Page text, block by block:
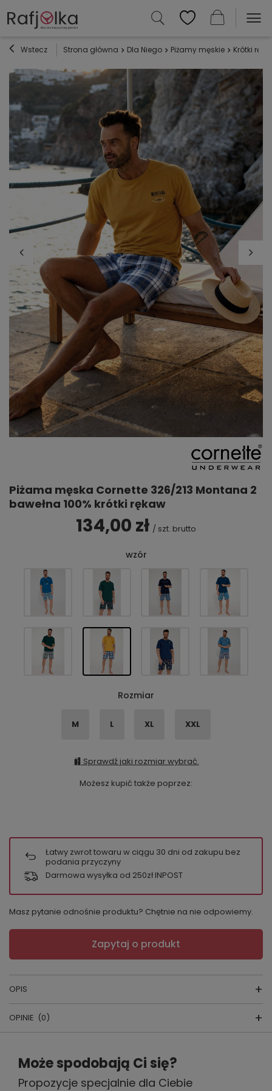
Wstecz Strona główna Dla Niego Piżamy męskie Krótki
Piżama męska Cornette 326/213 Montana 2
bawełna 100% krótki rękaw
134,00 zł / szt. brutto
wzór
Rozmiar
M L XL XXL
Sprawdź jaki rozmiar wybrać.
Możesz kupić także poprzez:
Łatwy zwrot towaru w ciągu 30 dni od zakupu bez
podania przyczyny
Darmowa wysyłka od 250zł INPOST
Masz pytanie odnośnie produktu? Chętnie na nie odpowiemy.
Zapytaj o produkt
OPIS
Piżama męska
Skład: 100% bawełna
Marka: Cornette
OPINIE (0)
Napisz swoją opinię
Twoja ocena:
Może spodobają Ci się?
Propozycje specjalnie dla Ciebie